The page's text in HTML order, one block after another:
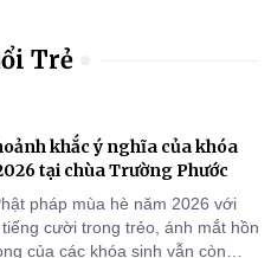
Trẻ
khắc ý nghĩa của khóa
tại chùa Trường Phước
pháp mùa hè năm 2026 với
cười trong trẻo, ánh mắt hồn
của các khóa sinh vẫn còn